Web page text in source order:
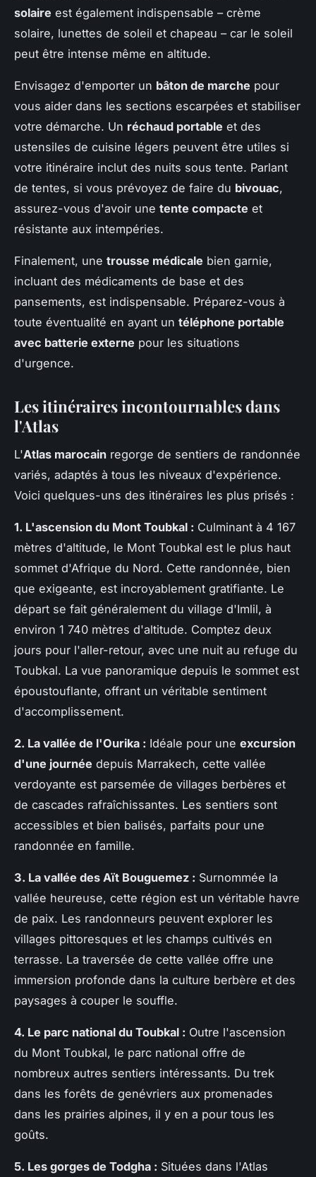
solaire est également indispensable – crème
solaire, lunettes de soleil et chapeau – car le soleil
peut être intense même en altitude.
Envisagez d'emporter un bâton de marche pour
vous aider dans les sections escarpées et stabiliser
votre démarche. Un réchaud portable et des
ustensiles de cuisine légers peuvent être utiles si
votre itinéraire inclut des nuits sous tente. Parlant
de tentes, si vous prévoyez de faire du bivouac,
assurez-vous d'avoir une tente compacte et
résistante aux intempéries.
Finalement, une trousse médicale bien garnie,
incluant des médicaments de base et des
pansements, est indispensable. Préparez-vous à
toute éventualité en ayant un téléphone portable
avec batterie externe pour les situations
d'urgence.
Les itinéraires incontournables dans
l'Atlas
L'Atlas marocain regorge de sentiers de randonnée
variés, adaptés à tous les niveaux d'expérience.
Voici quelques-uns des itinéraires les plus prisés :
1. L'ascension du Mont Toubkal : Culminant à 4 167
mètres d'altitude, le Mont Toubkal est le plus haut
sommet d'Afrique du Nord. Cette randonnée, bien
que exigeante, est incroyablement gratifiante. Le
départ se fait généralement du village d'Imlil, à
environ 1 740 mètres d'altitude. Comptez deux
jours pour l'aller-retour, avec une nuit au refuge du
Toubkal. La vue panoramique depuis le sommet est
époustouflante, offrant un véritable sentiment
d'accomplissement.
2. La vallée de l'Ourika : Idéale pour une excursion
d'une journée depuis Marrakech, cette vallée
verdoyante est parsemée de villages berbères et
de cascades rafraîchissantes. Les sentiers sont
accessibles et bien balisés, parfaits pour une
randonnée en famille.
3. La vallée des Aït Bouguemez : Surnommée la
vallée heureuse, cette région est un véritable havre
de paix. Les randonneurs peuvent explorer les
villages pittoresques et les champs cultivés en
terrasse. La traversée de cette vallée offre une
immersion profonde dans la culture berbère et des
paysages à couper le souffle.
4. Le parc national du Toubkal : Outre l'ascension
du Mont Toubkal, le parc national offre de
nombreux autres sentiers intéressants. Du trek
dans les forêts de genévriers aux promenades
dans les prairies alpines, il y en a pour tous les
goûts.
5. Les gorges de Todgha : Situées dans l'Atlas